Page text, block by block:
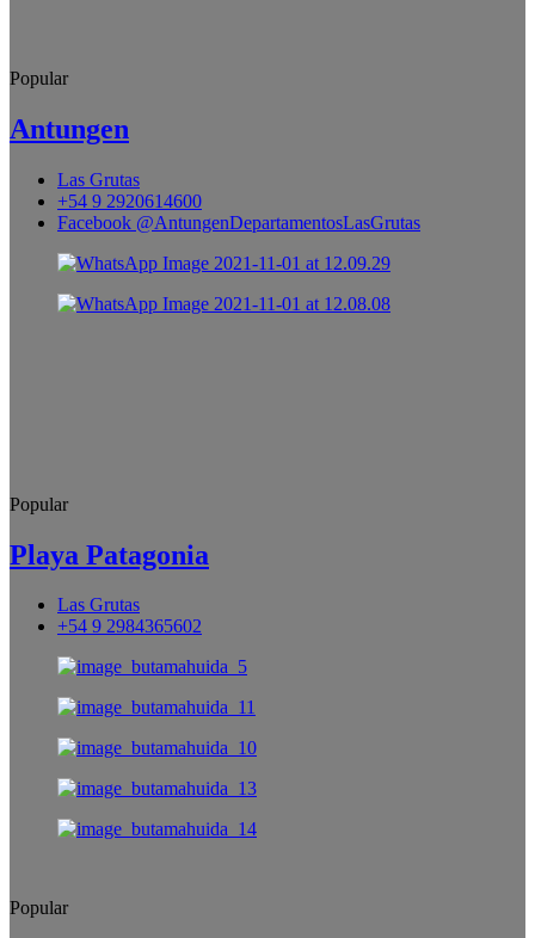
Popular
Antungen
Las Grutas
+54 9 2920614600
Facebook @AntungenDepartamentosLasGrutas
Popular
Playa Patagonia
Las Grutas
+54 9 2984365602
Popular